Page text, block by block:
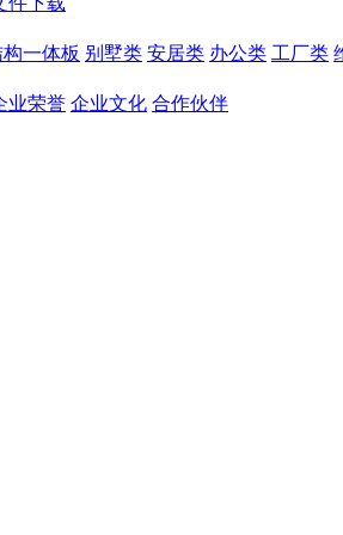
一体板 别墅类 安居类 办公类 工厂类
业荣誉 企业文化 合作伙伴